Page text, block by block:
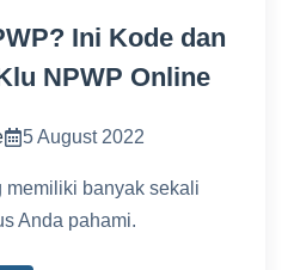
Ini Kode dan
NPWP Online
5 August 2022
memiliki banyak sekali
Anda pahami.